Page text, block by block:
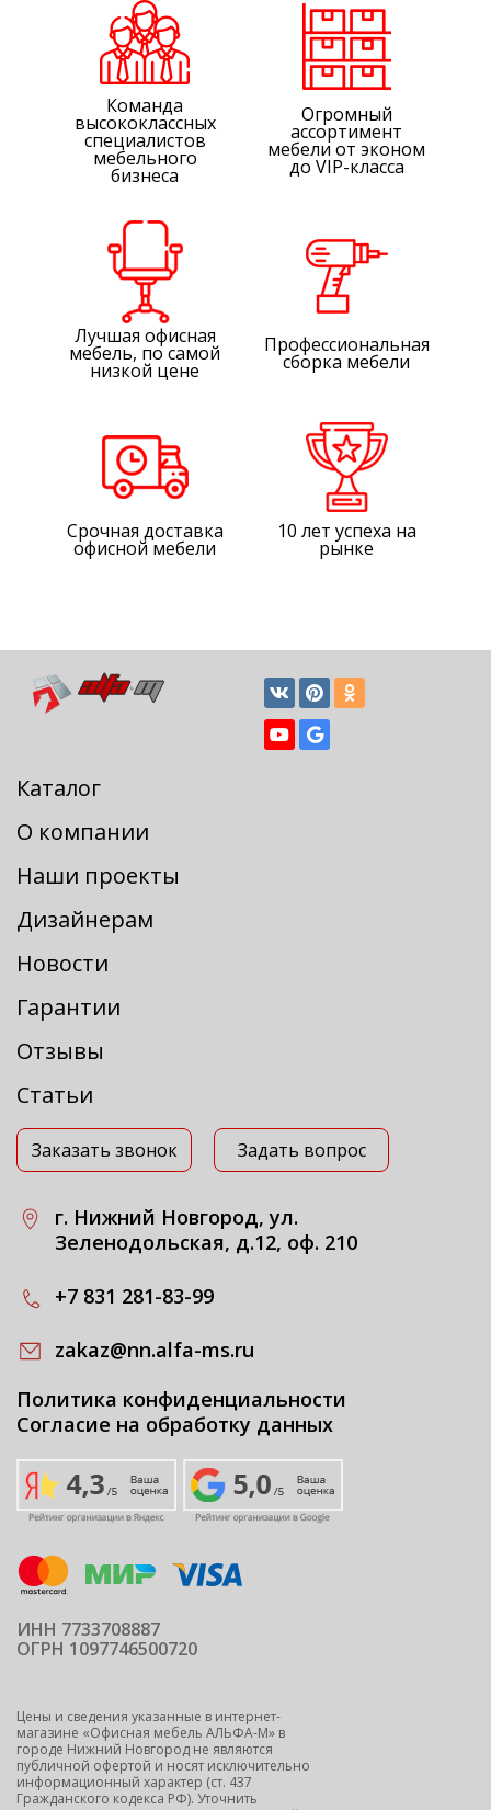
Команда
высококлассных
специалистов
мебельного
бизнеса
Огромный
ассортимент
мебели от эконом
до VIP-класса
Лучшая офисная
мебель, по самой
низкой цене
Профессиональная
сборка мебели
Срочная доставка
офисной мебели
10 лет успеха на
рынке
Каталог
О компании
Наши проекты
Дизайнерам
Новости
Гарантии
Отзывы
Статьи
Заказать звонок Задать вопрос
г. Нижний Новгород, ул.
Зеленодольская, д.12, оф. 210
+7 831 281-83-99
zakaz@nn.alfa-ms.ru
Политика конфиденциальности
Согласие на обработку данных
ИНН 7733708887
ОГРН 1097746500720
Цены и сведения указанные в интернет-
магазине «Офисная мебель АЛЬФА-М» в
городе Нижний Новгород не являются
публичной офертой и носят исключительно
информационный характер (ст. 437
Гражданского кодекса РФ). Уточнить